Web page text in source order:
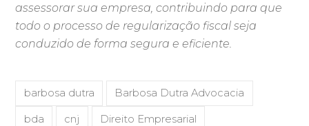
assessorar sua empresa, contribuindo para que
todo o processo de regularização fiscal seja
conduzido de forma segura e eficiente.
barbosa dutra Barbosa Dutra Advocacia
bda cnj Direito Empresarial